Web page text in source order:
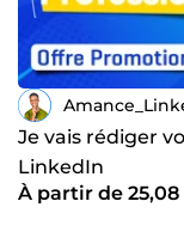
Je vais rédiger
LinkedIn
À partir de 25,08